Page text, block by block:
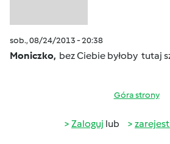
sob., 08/24/2013 - 20:38
Moniczko, bez Ciebie byłoby tutaj
Góra strony
Zaloguj lub